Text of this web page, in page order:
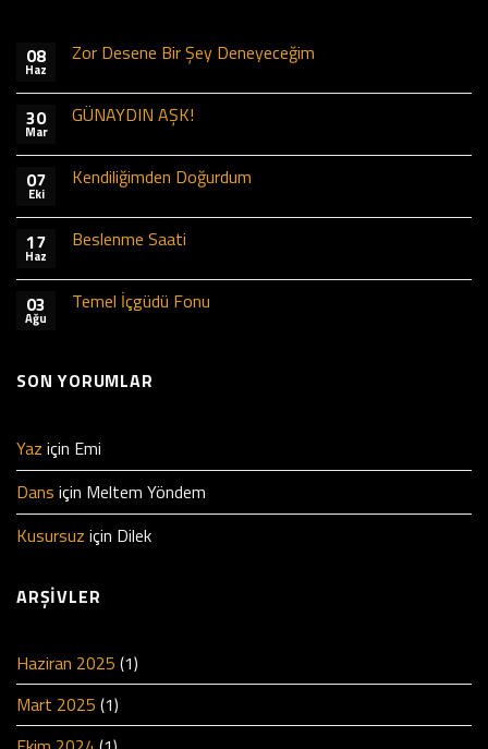
08
Haz
Zor Desene Bir Şey Deneyeceğim
30
Mar
GÜNAYDIN AŞK!
07
Eki
Kendiliğimden Doğurdum
17
Haz
Beslenme Saati
03
Ağu
Temel İçgüdü Fonu
SON YORUMLAR
Yaz için Emi
Dans için Meltem Yöndem
Kusursuz için Dilek
ARŞIVLER
Haziran 2025 (1)
Mart 2025 (1)